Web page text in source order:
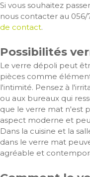
Si vous souhaitez
nous contacter au
de contact.
Possibilités
Le verre dépoli peut
pièces comme
l'intimité. Pensez à
ou aux bureaux qui
que le verre mat n'est
aspect moderne et
Dans la cuisine et la
dans le verre mat
agréable et